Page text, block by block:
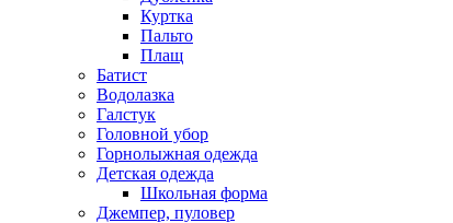
Куртка
Пальто
Плащ
Батист
Водолазка
Галстук
Головной убор
Горнолыжная одежда
Детская одежда
Школьная форма
Джемпер, пуловер